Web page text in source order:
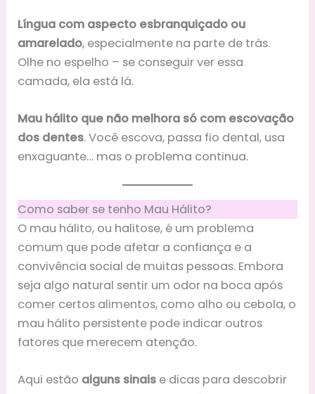
Língua com aspecto esbranquiçado ou
amarelado, especialmente na parte de trás.
Olhe no espelho – se conseguir ver essa
camada, ela está lá.
Mau hálito que não melhora só com escovação
dos dentes. Você escova, passa fio dental, usa
enxaguante… mas o problema continua.
Como saber se tenho Mau Hálito?
O mau hálito, ou halitose, é um problema
comum que pode afetar a confiança e a
convivência social de muitas pessoas. Embora
seja algo natural sentir um odor na boca após
comer certos alimentos, como alho ou cebola, o
mau hálito persistente pode indicar outros
fatores que merecem atenção.
Aqui estão alguns sinais e dicas para descobrir